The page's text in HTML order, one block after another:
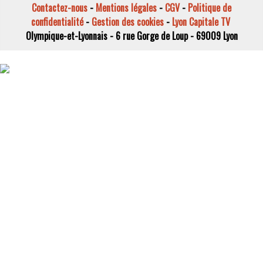
Contactez-nous - Mentions légales - CGV- Politique de
confidentialité- Gestion des cookies- Lyon Capitale TV
Olympique-et-Lyonnais - 6 rue Gorge de Loup - 69009 Lyon